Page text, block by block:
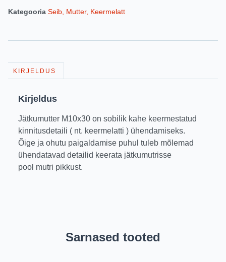
Kategooria Seib, Mutter, Keermelatt
KIRJELDUS
Kirjeldus
Jätkumutter M10x30 on sobilik kahe keermestatud
kinnitusdetaili ( nt. keermelatti ) ühendamiseks.
Õige ja ohutu paigaldamise puhul tuleb mõlemad
ühendatavad detailid keerata jätkumutrisse
pool mutri pikkust.
Sarnased tooted